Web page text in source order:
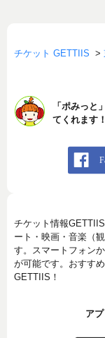
チケット GETTIIS >
「ポみっと
てくれます！
チケット情報
ート・映画・音楽（
す。スマートフォン
が可能です。おすす
GETTIIS！
ア